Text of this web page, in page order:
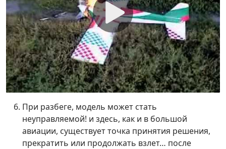
При разбеге, модель может стать
неуправляемой! и здесь, как и в большой
авиации, существует точка принятия решения,
прекратить или продолжать взлет… после